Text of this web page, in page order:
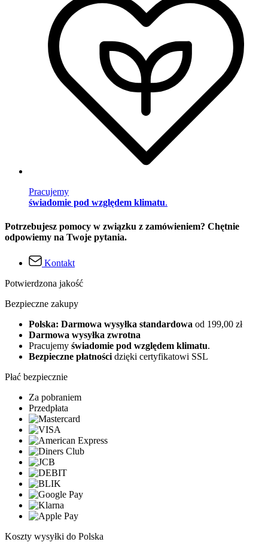
Pracujemy
świadomie pod względem klimatu.
Potrzebujesz pomocy w związku z zamówieniem? Chętnie
odpowiemy na Twoje pytania.
Kontakt
Potwierdzona jakość
Bezpieczne zakupy
Polska: Darmowa wysyłka standardowa od 199,00 zł
Darmowa wysyłka zwrotna
Pracujemy świadomie pod względem klimatu.
Bezpieczne płatności dzięki certyfikatowi SSL
Płać bezpiecznie
Za pobraniem
Przedpłata
Koszty wysyłki do Polska